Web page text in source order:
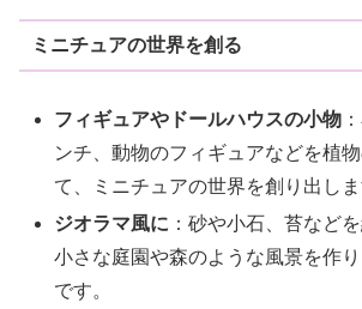
ミニチュアの世界を創る
フィギュアやドールハウスの小物
ンチ、動物のフィギュアなどを植
て、ミニチュアの世界を創り出しま
ジオラマ風に ：砂や小石、苔など
小さな庭園や森のような風景を作
です。